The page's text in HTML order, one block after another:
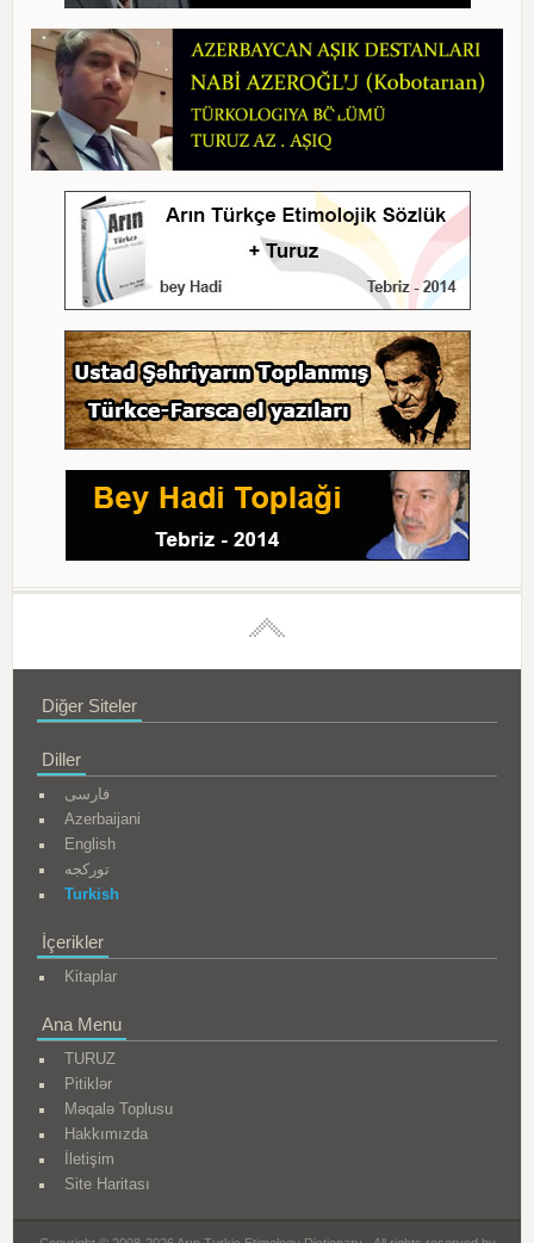
Diğer Siteler
Diller
فارسی
Azerbaijani
English
تورکجه
Turkish
İçerikler
Kitaplar
Ana Menu
TURUZ
Pitiklər
Məqalə Toplusu
Hakkımızda
İletişim
Site Haritası